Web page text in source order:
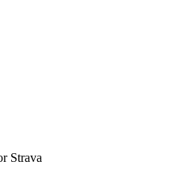
Strava